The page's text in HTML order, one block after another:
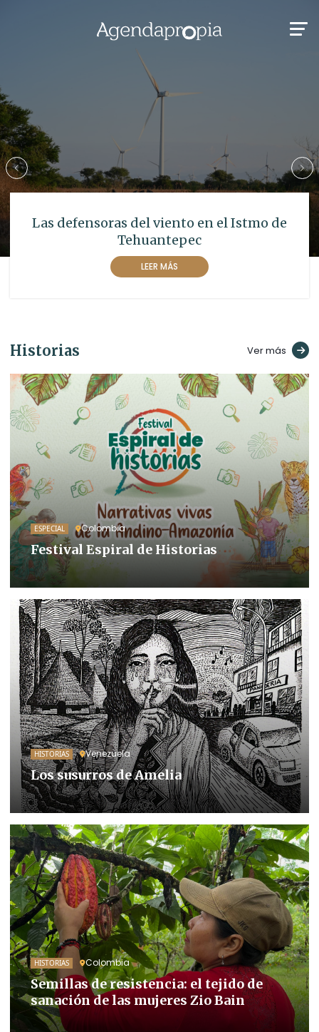
Las defensoras del viento en el Istmo de
Tehuantepec
LEER MÁS
Historias Ver más
ESPECIAL Colombia
Festival Espiral de Historias
HISTORIAS Venezuela
Los susurros de Amelia
HISTORIAS Colombia
Semillas de resistencia: el tejido de
sanación de las mujeres Zio Bain